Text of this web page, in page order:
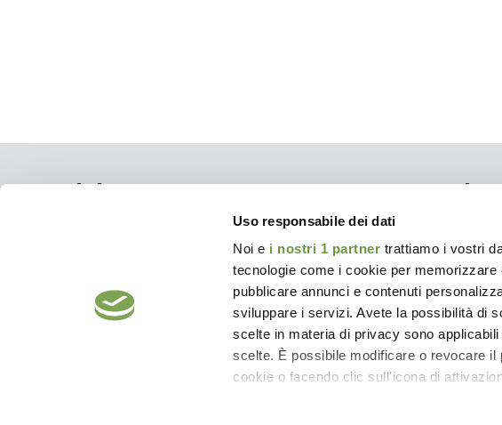
Uso responsabile dei dati
Noi e i nostri 1 partner trattiamo i vostri
tecnologie come i cookie per
pubblicare annunci e contenuti
sviluppare i servizi. Avete la possibilità di
scelte in materia di privacy sono
scelte. È possibile modificare o revocare
cookie o facendo clic sull'icona di
Siti del gruppo
Calzanetto – Prodotti e Accessori per Calzature
Sneaker Care – Prodotti per le sneakers
Casa Ebano – Pulizia Casa e Trattamento Tessuti
Ebano Pelle – Prodotti e Accessori per Calzature
zZen Protection – Repellenti Naturali per Insetti
Link
Sostenibilità
Dove
Diventa
Zig Zag su
Cookie policy